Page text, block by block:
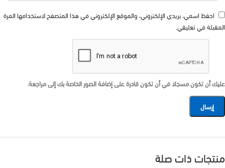
احفظ اسمي، بريدي الإلكتروني، والموقع الإلكتروني في هذا المتصفح لاستخدامها المرة
المقبلة في تعليقي.
عليك أن تكون مسجلا في أن تكون قادرة على إضافة الصور الخاصة بك إلى مراجعة.
منتجات ذات صلة